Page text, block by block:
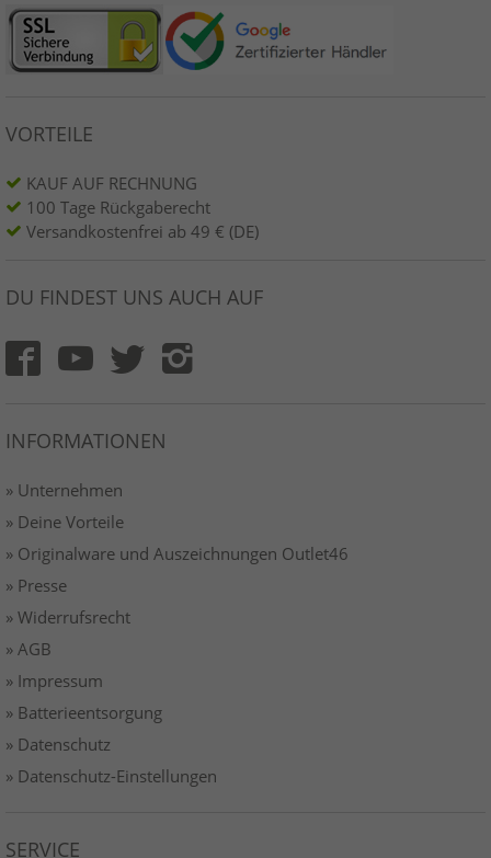
VORTEILE
KAUF AUF RECHNUNG
100 Tage Rückgaberecht
Versandkostenfrei ab 49 € (DE)
DU FINDEST UNS AUCH AUF
INFORMATIONEN
» Unternehmen
» Deine Vorteile
» Originalware und Auszeichnungen Outlet46
» Presse
» Widerrufsrecht
» AGB
» Impressum
» Batterieentsorgung
» Datenschutz
» Datenschutz-Einstellungen
SERVICE